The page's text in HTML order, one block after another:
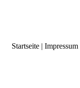
Startseite | Impressum